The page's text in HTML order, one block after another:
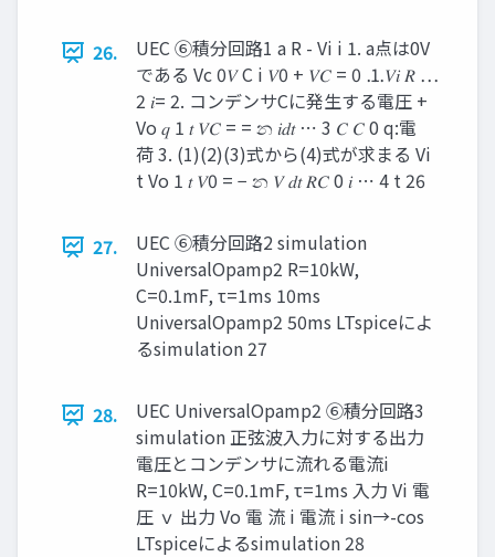
26.
UEC ⑥積分回路1 a R - Vi i 1. a点は0V
である Vc 0𝑉 C i 𝑉0 + 𝑉𝐶 = 0 ⋯ 1 𝑉𝑖 𝑅 ⋯
2 𝑖= 2. コンデンサCに発生する電圧 +
Vo 𝑞 1 𝑡 𝑉𝐶 = = න 𝑖𝑑𝑡 ⋯ 3 𝐶 𝐶 0 q:電
荷 3. (1)(2)(3)式から(4)式が求まる Vi
t Vo 1 𝑡 𝑉0 = − න 𝑉 𝑑𝑡 𝑅𝐶 0 𝑖 ⋯ 4 t 26
27.
UEC ⑥積分回路2 simulation
UniversalOpamp2 R=10kW,
C=0.1mF, τ=1ms 10ms
UniversalOpamp2 50ms LTspiceによ
るsimulation 27
28.
UEC UniversalOpamp2 ⑥積分回路3
simulation 正弦波入力に対する出力
電圧とコンデンサに流れる電流i
R=10kW, C=0.1mF, τ=1ms 入力 Vi 電
圧 ｖ 出力 Vo 電 流 i 電流 i sin→-cos
LTspiceによるsimulation 28